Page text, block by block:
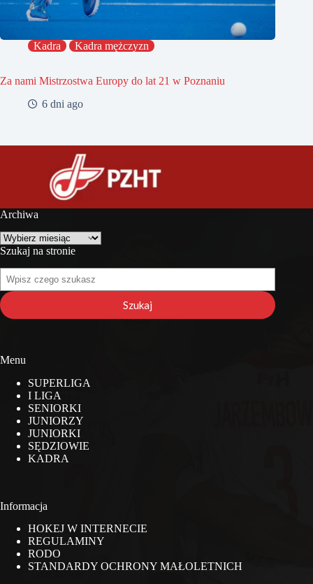
Kadra Kadra mężczyzn
Za nami Mistrzostwa Europy do lat 21 w Poznaniu
6 dni ago
Archiwa
Archiwa
Szukaj na stronie
na
stronie
Szukaj
Menu
SUPERLIGA
I LIGA
SENIORKI
JUNIORZY
JUNIORKI
SĘDZIOWIE
KADRA
Informacja
HOKEJ W INTERNECIE
REGULAMINY
RODO
STANDARDY OCHRONY MAŁOLETNICH